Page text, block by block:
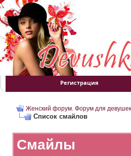
Регистрация
Женский форум. Форум для
Список смайлов
Смайлы